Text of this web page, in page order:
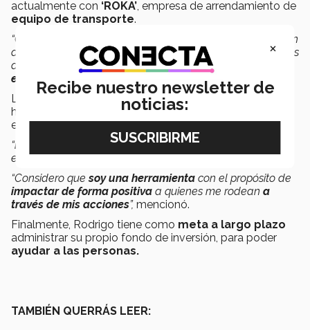
actualmente con ‘ROKA’, empresa de arrendamiento de
equipo de transporte.
“Cualquier persona puede
o solicitar un
arrendamiento de los mismos. Tenemos más de 20 activos
de transporte bajo gestión superior a los500 mil dólares
en valor”
destacó.
La
inquietud por estar creando proyectos
haciendo números y prospectando, es algo innato en el
estudiante, comentó.
“Me encanta idear
, pensar en procesos y en cómo puedo
eficientarlosa través de la tecnología.
“Considero que soy una herramienta con el propósito de
impactar de forma positiva a quienes me rodean a
través de mis acciones”, mencionó.
Finalmente, Rodrigo tiene como meta a largo plazo
administrar su propio fondo de inversión, para poder
ayudar a las personas.
TAMBIÉN QUERRÁS LEER:
×
Recibe nuestro newsletter de
noticias: